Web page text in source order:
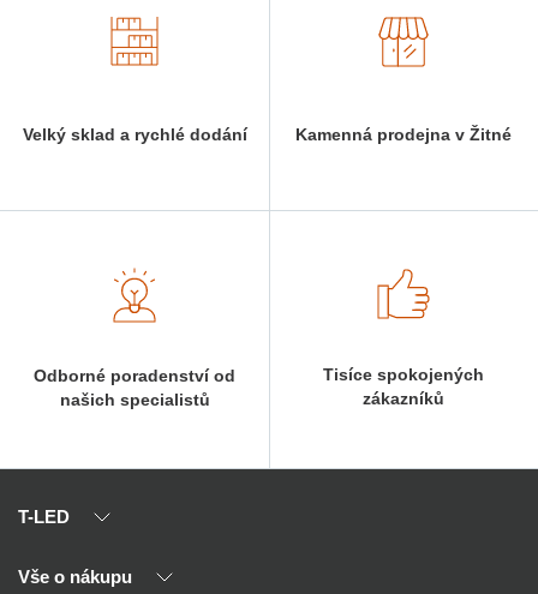
Velký sklad a rychlé dodání Kamenná prodejna v Žitné
Odborné poradenství od
našich specialistů
Tisíce spokojených
zákazníků
T-LED
O nás
Vše o nákupu